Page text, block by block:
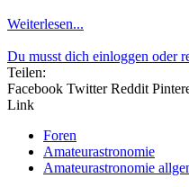
Weiterlesen...
Du musst dich einloggen oder
Teilen:
Facebook Twitter Reddit
Link
Foren
Amateurastronomie
Amateurastronomie